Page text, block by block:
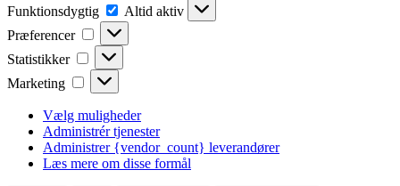
Funktionsdygtig
Funktionsdygtig
Altid aktiv
Præferencer
Præferencer
Statistikker Statistikker
Marketing Marketing
Vælg muligheder
Administrér tjenester
Administrer {vendor_count} leverandører
Læs mere om disse formål